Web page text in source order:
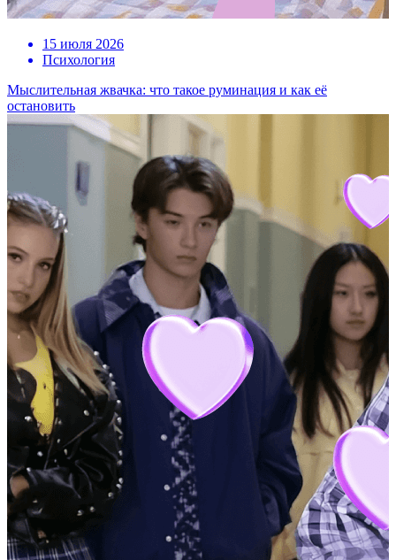
15 июля 2026
Психология
Мыслительная жвачка: что такое руминация и как её
остановить